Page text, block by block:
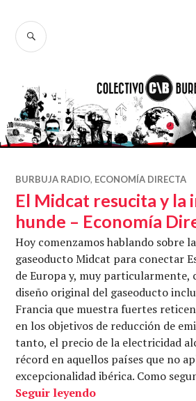
contenido
BUSCAR
BURBUJA RADIO, ECONOMÍA DIRECTA
El Midcat resucita y la
hunde – Economía
Hoy comenzamos hablando sobre
gaseoducto Midcat para conectar
de Europa y, muy particularmente,
diseño original del gaseoducto
Francia que muestra fuertes
en los objetivos de reducción de
tanto, el precio de la electricidad
récord en aquellos países que no
excepcionalidad ibérica. Como
Seguir leyendoEl Midcat resucita